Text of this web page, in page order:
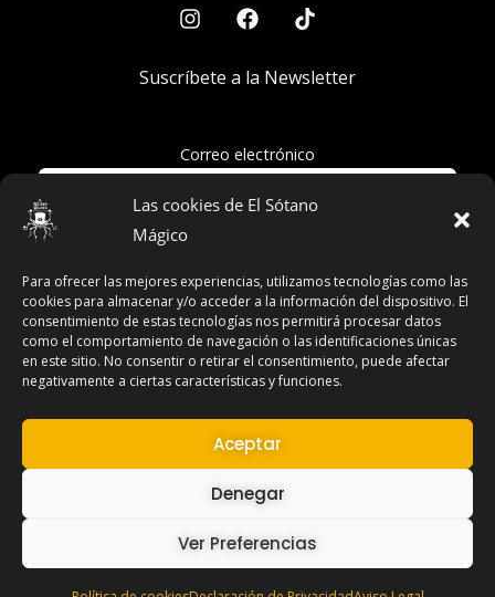
Las cookies de El Sótano
Mágico
Para ofrecer las mejores experiencias, utilizamos tecnologías como las
cookies para almacenar y/o acceder a la información del dispositivo. El
consentimiento de estas tecnologías nos permitirá procesar datos
como el comportamiento de navegación o las identificaciones únicas
en este sitio. No consentir o retirar el consentimiento, puede afectar
negativamente a ciertas características y funciones.
Aceptar
Denegar
Ver Preferencias
Suscríbete a la Newsletter
Correo electrónico
Acepto la política de privacidad
Términos y Condiciones
Contacto
Copyright © 2026 El Sótano Mágico